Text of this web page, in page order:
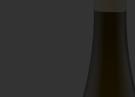
Domaine Gauthier -